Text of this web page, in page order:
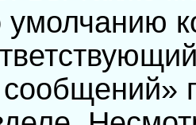
умолчанию